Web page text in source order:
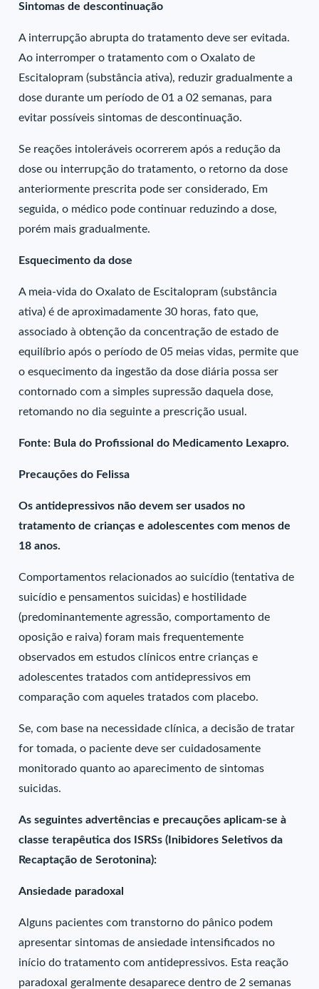
Sintomas de descontinuação
A interrupção abrupta do tratamento deve ser evitada.
Ao interromper o tratamento com o Oxalato de
Escitalopram (substância ativa), reduzir gradualmente a
dose durante um período de 01 a 02 semanas, para
evitar possíveis sintomas de descontinuação.
Se reações intoleráveis ocorrerem após a redução da
dose ou interrupção do tratamento, o retorno da dose
anteriormente prescrita pode ser considerado, Em
seguida, o médico pode continuar reduzindo a dose,
porém mais gradualmente.
Esquecimento da dose
A meia-vida do Oxalato de Escitalopram (substância
ativa) é de aproximadamente 30 horas, fato que,
associado à obtenção da concentração de estado de
equilíbrio após o período de 05 meias vidas, permite que
o esquecimento da ingestão da dose diária possa ser
contornado com a simples supressão daquela dose,
retomando no dia seguinte a prescrição usual.
Fonte: Bula do Profissional do Medicamento Lexapro.
Precauções do Felissa
Os antidepressivos não devem ser usados no
tratamento de crianças e adolescentes com menos de
18 anos.
Comportamentos relacionados ao suicídio (tentativa de
suicídio e pensamentos suicidas) e hostilidade
(predominantemente agressão, comportamento de
oposição e raiva) foram mais frequentemente
observados em estudos clínicos entre crianças e
adolescentes tratados com antidepressivos em
comparação com aqueles tratados com placebo.
Se, com base na necessidade clínica, a decisão de tratar
for tomada, o paciente deve ser cuidadosamente
monitorado quanto ao aparecimento de sintomas
suicidas.
As seguintes advertências e precauções aplicam-se à
classe terapêutica dos ISRSs (Inibidores Seletivos da
Recaptação de Serotonina):
Ansiedade paradoxal
Alguns pacientes com transtorno do pânico podem
apresentar sintomas de ansiedade intensificados no
início do tratamento com antidepressivos. Esta reação
paradoxal geralmente desaparece dentro de 2 semanas